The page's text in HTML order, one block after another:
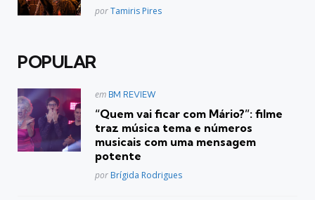
Posted
porTamiris Pires
POPULAR
Postado
em
em BM REVIEW
“Quem vai ficar com Mário?”: filme
traz música tema e números
musicais com uma mensagem
potente
Posted
por Brígida Rodrigues